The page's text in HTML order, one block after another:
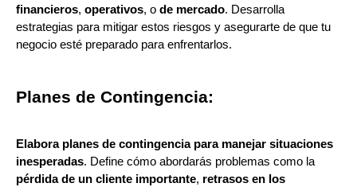
financieros, operativos, o de mercado. Desarrolla
estrategias para mitigar estos riesgos y asegurarte de que tu
negocio esté preparado para enfrentarlos.
Planes de Contingencia:
Elabora planes de contingencia para manejar situaciones
inesperadas. Define cómo abordarás problemas como la
pérdida de un cliente importante, retrasos en los